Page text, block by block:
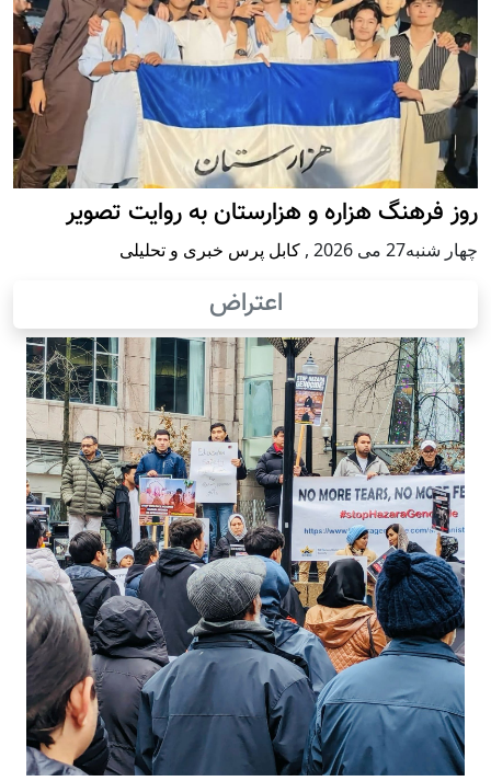
روز فرهنگ هزاره و هزارستان به روایت تصویر
چهار شنبه27 می 2026 , کابل پرس خبری و تحلیلی
اعتراض